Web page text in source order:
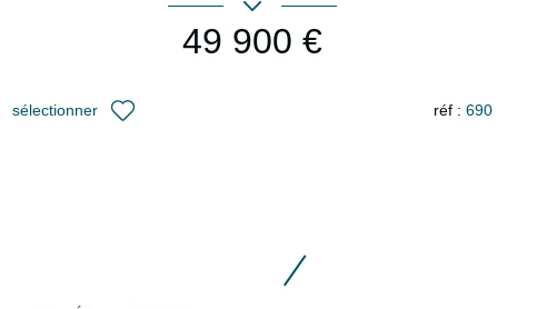
49 900 €
sélectionner réf : 690